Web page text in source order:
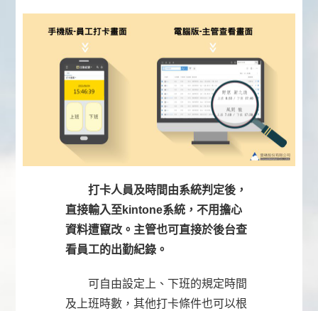
打卡人員及時間由系統判定後，
直接輸入至kintone系統，不用擔心
資料遭竄改。主管也可直接於後台查
看員工的出勤紀錄。
可自由設定上、下班的規定時間
及上班時數，其他打卡條件也可以根